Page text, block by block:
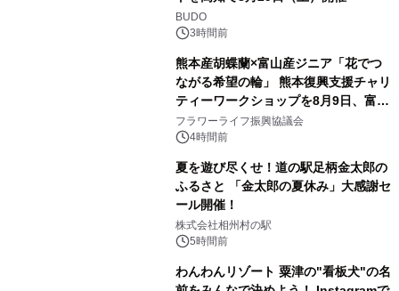
BUDO
3時間前
熊本産胡蝶蘭×富山産ジニア「花でつ
ながる希望の輪」 熊本復興支援チャリ
ティーワークショップを8月9日、富
山・射水で開催
フラワーライフ振興協議会
4時間前
夏を遊び尽くせ！道の駅足柄金太郎の
ふるさと 「金太郎の夏休み」大感謝セ
ール開催！
株式会社相州村の駅
5時間前
わんわんリゾート 粟津の"看板犬"の名